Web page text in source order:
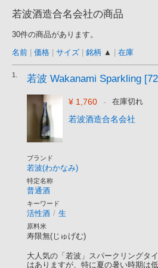
若波酒造合名会社の商品
30件の商品があります。
名前
価格 サイズ 銘柄 ▲ 在庫
1. 若波 Wakanami Sparkling
¥ 1,760 - 在庫切れ
若波酒造合名会社
ブランド
若波(わかなみ)
特定名称
普通酒
キーワード
活性酒 / 生
原料米
寿限無(じゅげむ)
大人気の「若波」スパークリングタ
はありますが、特に夏の暑い時期は